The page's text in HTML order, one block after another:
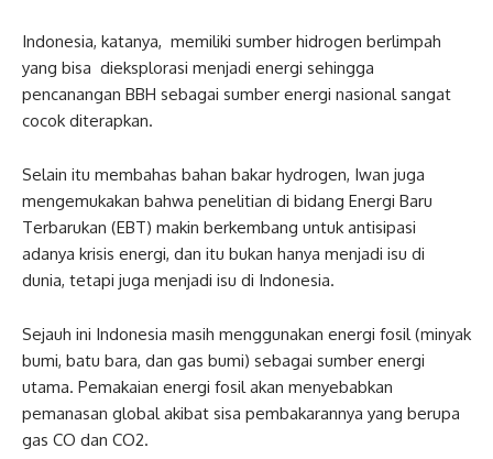
Indonesia, katanya, memiliki sumber hidrogen berlimpah
yang bisa dieksplorasi menjadi energi sehingga
pencanangan BBH sebagai sumber energi nasional sangat
cocok diterapkan.
Selain itu membahas bahan bakar hydrogen, Iwan juga
mengemukakan bahwa penelitian di bidang Energi Baru
Terbarukan (EBT) makin berkembang untuk antisipasi
adanya krisis energi, dan itu bukan hanya menjadi isu di
dunia, tetapi juga menjadi isu di Indonesia.
Sejauh ini Indonesia masih menggunakan energi fosil (minyak
bumi, batu bara, dan gas bumi) sebagai sumber energi
utama. Pemakaian energi fosil akan menyebabkan
pemanasan global akibat sisa pembakarannya yang berupa
gas CO dan CO2.